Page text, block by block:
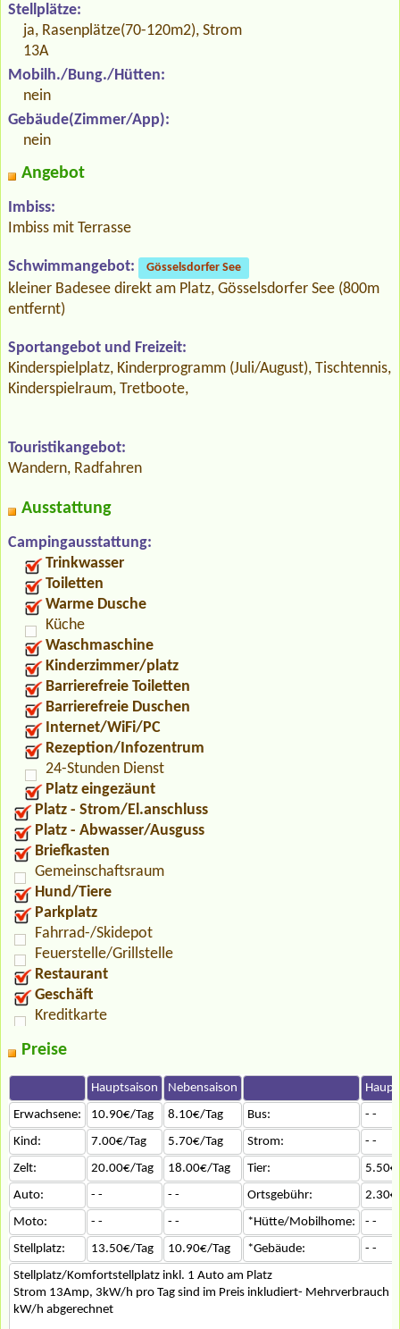
Stellplätze:
ja, Rasenplätze(70-120m2), Strom
13A
Mobilh./Bung./Hütten:
nein
Gebäude(Zimmer/App):
nein
Angebot
Imbiss:
Imbiss mit Terrasse
Schwimmangebot: Gösselsdorfer See
kleiner Badesee direkt am Platz, Gösselsdorfer See (800m
entfernt)
Sportangebot und Freizeit:
Kinderspielplatz, Kinderprogramm (Juli/August), Tischtennis,
Kinderspielraum, Tretboote,
Touristikangebot:
Wandern, Radfahren
Ausstattung
Campingausstattung:
Trinkwasser
Toiletten
Warme Dusche
Küche
Waschmaschine
Kinderzimmer/platz
Barrierefreie Toiletten
Barrierefreie Duschen
Internet/WiFi/PC
Rezeption/Infozentrum
24-Stunden Dienst
Platz eingezäunt
Platz - Strom/El.anschluss
Platz - Abwasser/Ausguss
Briefkasten
Gemeinschaftsraum
Hund/Tiere
Parkplatz
Fahrrad-/Skidepot
Feuerstelle/Grillstelle
Restaurant
Geschäft
Kreditkarte
Preise
Hauptsaison Nebensaison
Erwachsene:
10.90€/Tag 8.10€/Tag Bus:
- -
Kind:
7.00€/Tag 5.70€/Tag Strom:
- -
Zelt:
20.00€/Tag 18.00€/Tag Tier:
Auto:
- - - - Ortsgebühr:
Moto:
- - - - *Hütte/Mobilhome:
- -
Stellplatz:
13.50€/Tag 10.90€/Tag *Gebäude:
- -
Stellplatz/Komfortstellplatz inkl. 1 Auto am Platz
Strom 13Amp, 3kW/h pro Tag sind im Preis inkludiert- Mehrverbrauch
kW/h abgerechnet